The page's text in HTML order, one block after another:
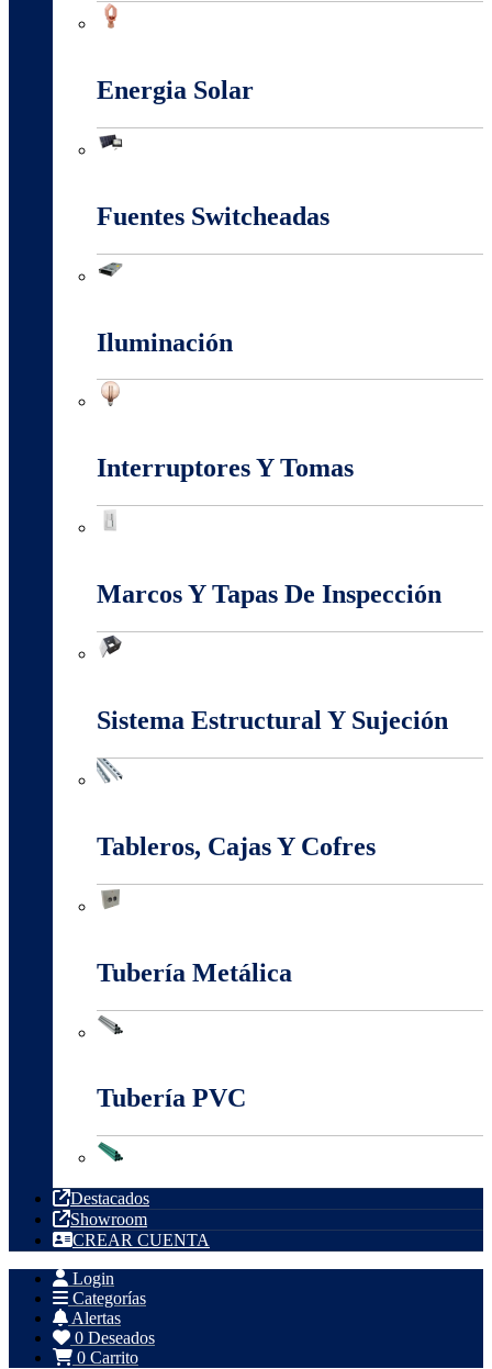
Energia Solar
Fuentes Switcheadas
Iluminación
Interruptores Y Tomas
Marcos Y Tapas De Inspección
Sistema Estructural Y Sujeción
Tableros, Cajas Y Cofres
Tubería Metálica
Tubería PVC
Destacados
Showroom
CREAR CUENTA
Login
Categorías
Alertas
0 Deseados
0 Carrito